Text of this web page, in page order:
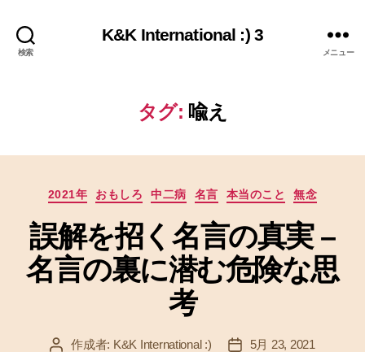
検索
K&K International :) 3
メニュー
タグ: 喩え
カ
ゴ
リ
ー
2021年 おもしろ 中二病 名言 本当のこと 無念
誤解を招く名言の真実 –
名言の裏に潜む危険な思
考
投 作成者: K&K International :)
投
5月 23, 2021